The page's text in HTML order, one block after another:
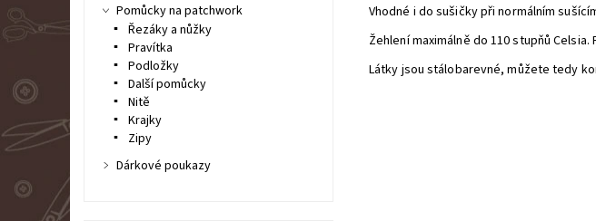
Vhodné i do sušičky při normálním
Žehlení maximálně do 110 stupňů
Látky jsou stálobarevné, můžete tedy
Pomůcky na patchwork
Řezáky a nůžky
Pravítka
Podložky
Další pomůcky
Nitě
Krajky
Zipy
Dárkové poukazy